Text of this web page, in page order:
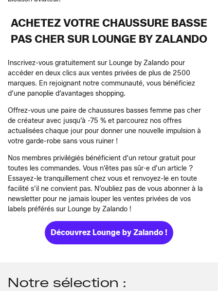
ACHETEZ VOTRE CHAUSSURE BASSE
PAS CHER SUR LOUNGE BY ZALANDO
Inscrivez-vous gratuitement sur Lounge by Zalando pour
accéder en deux clics aux ventes privées de plus de 2500
marques. En rejoignant notre communauté, vous bénéficiez
d’une panoplie d’avantages shopping.
Offrez-vous une paire de chaussures basses femme pas cher
de créateur avec jusqu’à -75 % et parcourez nos offres
actualisées chaque jour pour donner une nouvelle impulsion à
votre garde-robe sans vous ruiner !
Nos membres privilégiés bénéficient d’un retour gratuit pour
toutes les commandes. Vous n’êtes pas sûr·e d’un article ?
Essayez-le tranquillement chez vous et renvoyez-le en toute
facilité s’il ne convient pas. N’oubliez pas de vous abonner à la
newsletter pour ne jamais louper les ventes privées de vos
labels préférés sur Lounge by Zalando !
Découvrez Lounge by Zalando !
Notre sélection :